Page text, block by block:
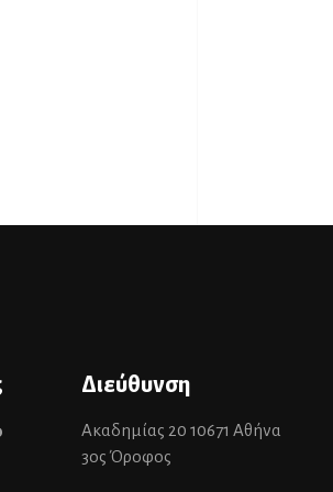
Διεύθυνση
Ακαδημίας 20 10671 Αθήνα
3ος Όροφος